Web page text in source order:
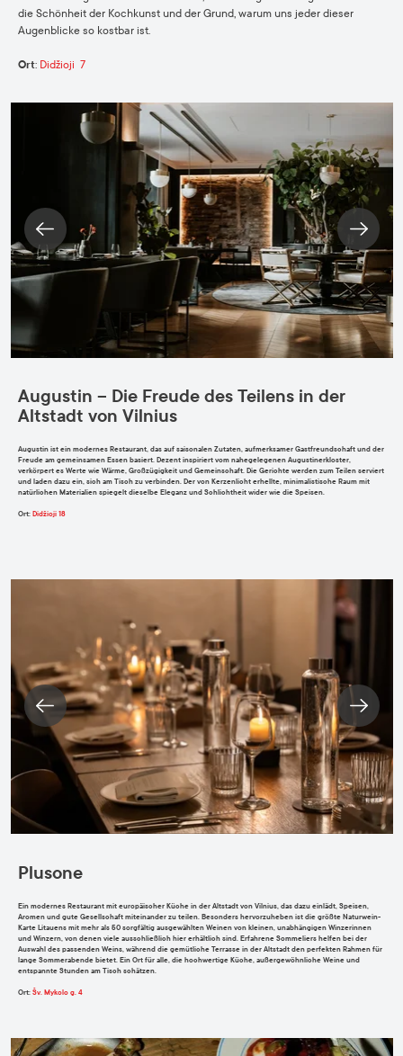
die Schönheit der Kochkunst und der Grund, warum uns jeder dieser
Augenblicke so kostbar ist.
Ort: Didžioji 7
Augustin – Die Freude des Teilens in der
Altstadt von Vilnius
Augustin ist ein modernes Restaurant, das auf saisonalen Zutaten, aufmerksamer Gastfreundschaft und der
Freude am gemeinsamen Essen basiert. Dezent inspiriert vom nahegelegenen Augustinerkloster,
verkörpert es Werte wie Wärme, Großzügigkeit und Gemeinschaft. Die Gerichte werden zum Teilen serviert
und laden dazu ein, sich am Tisch zu verbinden. Der von Kerzenlicht erhellte, minimalistische Raum mit
natürlichen Materialien spiegelt dieselbe Eleganz und Schlichtheit wider wie die Speisen.
Ort: Didžioji 18
Plusone
Ein modernes Restaurant mit europäischer Küche in der Altstadt von Vilnius, das dazu einlädt, Speisen,
Aromen und gute Gesellschaft miteinander zu teilen. Besonders hervorzuheben ist die größte Naturwein-
Karte Litauens mit mehr als 50 sorgfältig ausgewählten Weinen von kleinen, unabhängigen Winzerinnen
und Winzern, von denen viele ausschließlich hier erhältlich sind. Erfahrene Sommeliers helfen bei der
Auswahl des passenden Weins, während die gemütliche Terrasse in der Altstadt den perfekten Rahmen für
lange Sommerabende bietet. Ein Ort für alle, die hochwertige Küche, außergewöhnliche Weine und
entspannte Stunden am Tisch schätzen.
Ort: Šv. Mykolo g. 4